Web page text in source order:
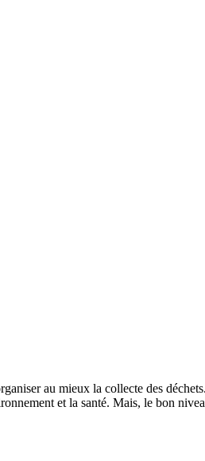
au mieux la collecte des
et la santé. Mais, le bon